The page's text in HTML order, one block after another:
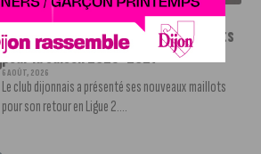
INFOS,SPORT
Le DFCO dévoile ses nouveaux maillots
pour la saison 2026-2027
6 AOÛT, 2026
Le club dijonnais a présenté ses nouveaux maillots
pour son retour en Ligue 2....